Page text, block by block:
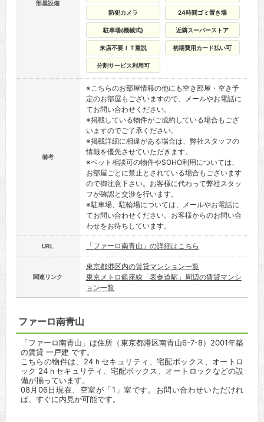
部屋設備
防犯カメラ 24時間ゴミ置き場
駐車場(機械式) 近隣スーパーストア
来店不要ＩＴ重説 初期費用カード払い可
分割サービス利用可
備考
※こちらのお部屋情報の他にも空き部屋・空き予
定のお部屋もございますので、メールやお電話に
てお問い合わせください。
※掲載している物件がご成約している場合もござ
いますのでご了承ください。
※掲載詳細に相違がある場合は、弊社スタッフの
情報を優先させていただきます。
※ペット相談可の物件やSOHO利用については、
お部屋ごとに禁止とされている場合もございます
ので御注意下さい。お客様に代わって弊社スタッ
フが確認と交渉を行います。
※駐車場、駐輪場については、メールやお電話に
てお問い合わせください。お客様からのお問い合
わせをお待ちしています。
URL 「ファーロ南青山」の詳細はこちら
関連リンク
東京都港区内の賃貸マンション一覧
東京メトロ銀座線「表参道駅」周辺の賃貸マンシ
ョン一覧
ファーロ南青山
「ファーロ南青山」は住所（東京都港区南青山6-7-8）2001年築
の賃貸 一戸建 です。
こちらの物件は、24ｈセキュリティ、宅配ボックス、オートロ
ック 24ｈセキュリティ、宅配ボックス、オートロックなどの設
備が揃っています。
08月06日現在、空室が「1」室です。お問い合わせいただけれ
ば、すぐに内見が可能です。